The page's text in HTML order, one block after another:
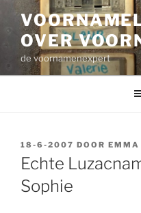
inhoud
OVER
de voornamenexpert
GEPLAATST
OP
18-6-2007 DOOR EMMA
Echte
Sophie